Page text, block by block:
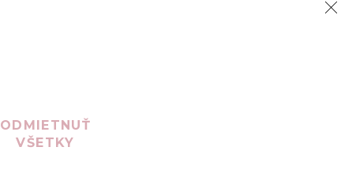
ODMIETNUŤ
VŠETKY